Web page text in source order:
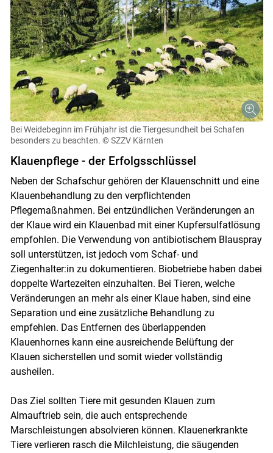
Skip to main content
Bei Weidebeginn im Frühjahr ist die Tiergesundheit bei Schafen
besonders zu beachten. © SZZV Kärnten
Klauenpflege - der Erfolgsschlüssel
Neben der Schafschur gehören der Klauenschnitt und eine
Klauenbehandlung zu den verpflichtenden
Pflegemaßnahmen. Bei entzündlichen Veränderungen an
der Klaue wird ein Klauenbad mit einer Kupfersulfatlösung
empfohlen. Die Verwendung von antibiotischem Blauspray
soll unterstützen, ist jedoch vom Schaf- und
Ziegenhalter:in zu dokumentieren. Biobetriebe haben dabei
doppelte Wartezeiten einzuhalten. Bei Tieren, welche
Veränderungen an mehr als einer Klaue haben, sind eine
Separation und eine zusätzliche Behandlung zu
empfehlen. Das Entfernen des überlappenden
Klauenhornes kann eine ausreichende Belüftung der
Klauen sicherstellen und somit wieder vollständig
ausheilen.
Das Ziel sollten Tiere mit gesunden Klauen zum
Almauftrieb sein, die auch entsprechende
Marschleistungen absolvieren können. Klauenerkrankte
Tiere verlieren rasch die Milchleistung, die säugenden